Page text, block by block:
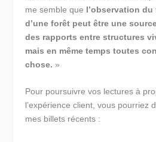
me semble que l’observation
d’une forêt peut être une
des rapports entre structures
mais en même temps toutes
chose. »
Pour poursuivre vos lectures à
l’expérience client, vous pourriez
mes billets récents :